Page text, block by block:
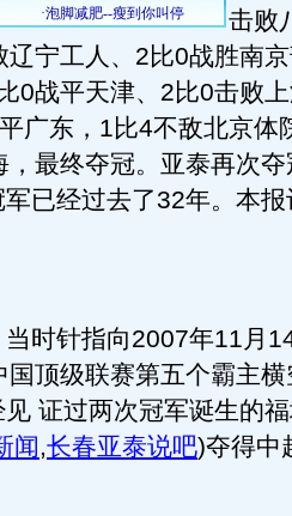
击败
宁工人、2比0战胜南
0战平天津、2比0击败
广东，1比4不敌北京体
，最终夺冠。亚泰再次
已经过去了32年。本
针指向2007年11月
顶级联赛第五个霸主
证过两次冠军诞生的
闻,长春亚泰说吧)夺得中